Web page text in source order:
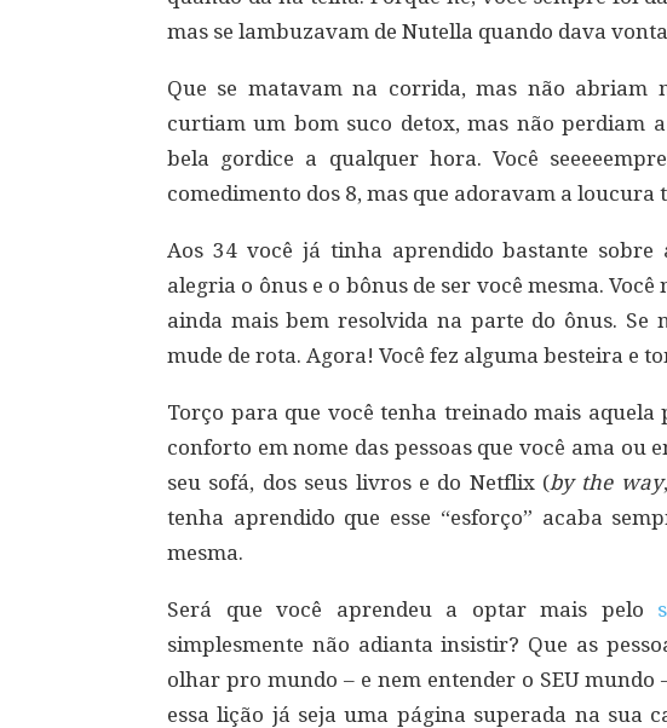
mas se lambuzavam de Nutella quando dava
Que se matavam na corrida, mas não abriam
curtiam um bom suco detox, mas não perdiam
bela gordice a qualquer hora. Você
comedimento dos 8, mas que adoravam a
Aos 34 você já tinha aprendido bastante sobre
alegria o ônus e o bônus de ser você mesma.
ainda mais bem resolvida na parte do ônus. Se
mude de rota. Agora! Você fez alguma besteira e
Torço para que você tenha treinado mais
conforto em nome das pessoas que você ama ou
seu sofá, dos seus livros e do Netflix (by the way
tenha aprendido que esse “esforço” acaba
mesma.
Será que você aprendeu a optar mais pelo
simplesmente não adianta insistir? Que as
olhar pro mundo – e nem entender o SEU mundo
essa lição já seja uma página superada na sua